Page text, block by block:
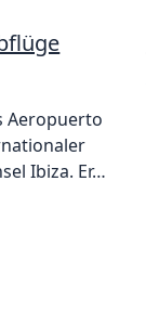
Aeropuerto
Ibiza. Er…